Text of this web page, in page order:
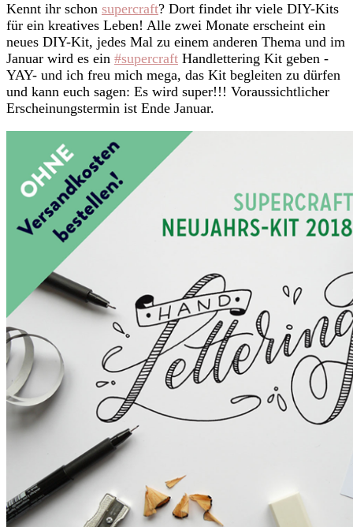
Kennt ihr schon supercraft? Dort findet ihr viele DIY-Kits
für ein kreatives Leben! Alle zwei Monate erscheint ein
neues DIY-Kit, jedes Mal zu einem anderen Thema und im
Januar wird es ein #supercraft Handlettering Kit geben -
YAY- und ich freu mich mega, das Kit begleiten zu dürfen
und kann euch sagen: Es wird super!!! Voraussichtlicher
Erscheinungstermin ist Ende Januar.